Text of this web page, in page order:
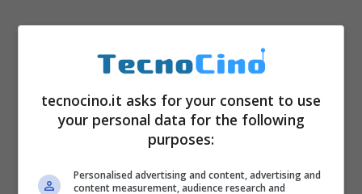
Quello che bisogna tener presente, se si
riscaldamento condominiale, è chesi
tecnocino.it asks for your consent to use
your personal data for the following
purposes:
Personalised advertising and content, advertising and
content measurement, audience research and